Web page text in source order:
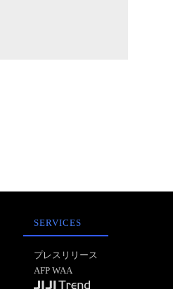
SERVICES
プレスリリース
AFP WAA